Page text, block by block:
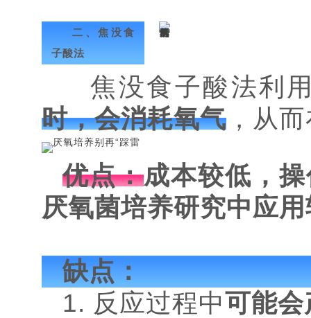
二、焦没食
子酸法
焦没食子酸法利
时，会消耗氧气 ，从
优点：成本较低，
厌氧菌培养研究中应
缺点：
1. 反应过程中可能